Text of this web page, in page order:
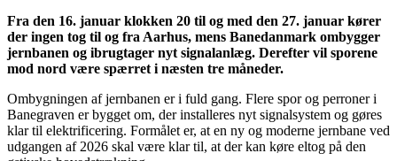
Fra den 16. januar klokken 20 til og med den 27. januar kører
der ingen tog til og fra Aarhus, mens Banedanmark ombygger
jernbanen og ibrugtager nyt signalanlæg. Derefter vil sporene
mod nord være spærret i næsten tre måneder.
Ombygningen af jernbanen er i fuld gang. Flere spor og perroner i
Banegraven er bygget om, der installeres nyt signalsystem og gøres
klar til elektrificering. Formålet er, at en ny og moderne jernbane ved
udgangen af 2026 skal være klar til, at der kan køre eltog på den